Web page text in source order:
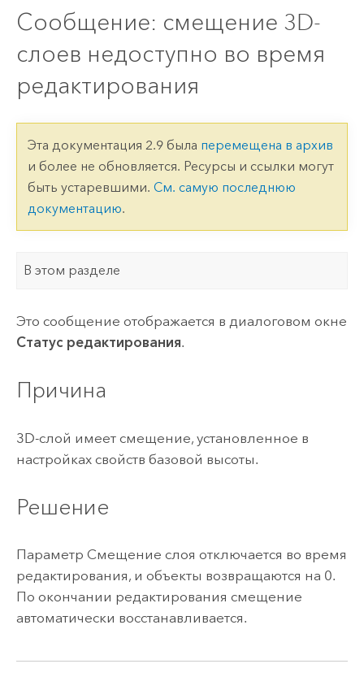
Сообщение: смещение 3D-
слоев недоступно во время
редактирования
Эта документация 2.9 была перемещена в архив
и более не обновляется. Ресурсы и ссылки могут
быть устаревшими. См. самую последнюю
документацию.
В этом разделе
Это сообщение отображается в диалоговом окне
Статус редактирования.
Причина
3D-слой имеет смещение, установленное в
настройках свойств базовой высоты.
Решение
Параметр Смещение слоя отключается во время
редактирования, и объекты возвращаются на 0.
По окончании редактирования смещение
автоматически восстанавливается.